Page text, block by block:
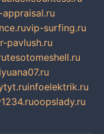
vip-surfing.ru
pavlush.ru
tesotomeshell.ru
infoelektrik.ru
oopslady.ru